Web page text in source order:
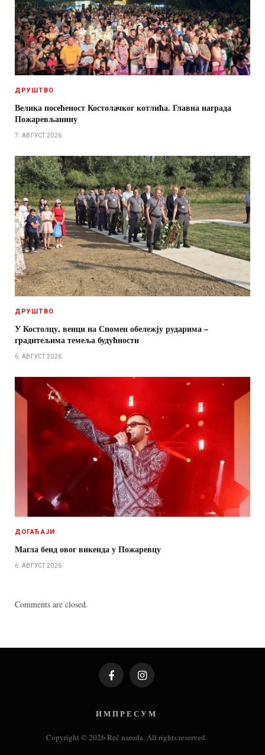
ДРУШТВО
Велика посећеност Костолачког котлића. Главна награда
Пожаревљанину
7. АВГУСТ 2026.
ДРУШТВО
У Костолцу, венци на Спомен обележју рударима –
градитељима темеља будућности
6. АВГУСТ 2026.
ДОГАЂАЈИ
Магла бенд овог викенда у Пожаревцу
6. АВГУСТ 2026.
Comments are closed.
FacebookInstagram
И М П Р Е С У М
Copyright © 2026 Reč naroda. All rights reserved.